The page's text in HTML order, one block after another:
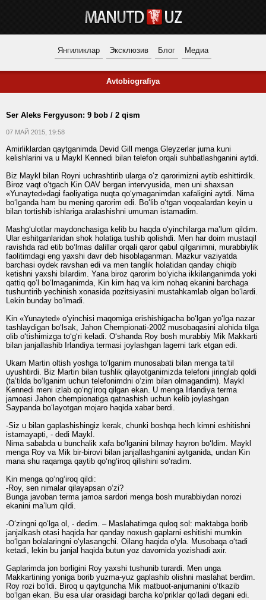
Янгиликлар Эксклюзив Блог Медиа
Avtobiografiya
Ser Aleks Fergyuson: 9 bob / 2 qism
07 МАЙ 2015, 19:58
Amirliklardan qaytganimda Devid Gill menga Gleyzerlar juma kuni
kelishlarini va u Maykl Kennedi bilan telefon orqali suhbatlashganini aytdi.
Biz Maykl bilan Royni uchrashtirib ularga o‘z qarorimizni aytib eshittirdik.
Biroz vaqt o‘tgach Kin OAV bergan intervyusida, men uni shaxsan
«Yunayted»dagi faoliyatiga nuqta qo‘ymaganimdan xafaligini aytdi. Nima
bo‘lganda ham bu mening qarorim edi. Bo‘lib o‘tgan voqealardan keyin u
bilan tortishib ishlariga aralashishni umuman istamadim.
Mashg‘ulotlar maydonchasiga kelib bu haqda o‘yinchilarga ma’lum qildim.
Ular eshitganlaridan shok holatiga tushib qolishdi. Men har doim mustaqil
ravishda rad etib bo‘lmas dalillar orqali qaror qabul qilganimni, murabbiylik
faolitimdagi eng yaxshi davr deb hisoblaganman. Mazkur vaziyatda
barchasi oydek ravshan edi va men tanglik holatidan qanday chiqib
ketishni yaxshi bilardim. Yana biroz qarorim bo‘yicha ikkilanganimda yoki
qattiq qo‘l bo‘lmaganimda, Kin kim haq va kim nohaq ekanini barchaga
tushuntirib yechinish xonasida pozitsiyasini mustahkamlab olgan bo‘lardi.
Lekin bunday bo‘lmadi.
Kin «Yunayted» o‘yinchisi maqomiga erishishigacha bo‘lgan yo‘lga nazar
tashlaydigan bo‘lsak, Jahon Chempionati-2002 musobaqasini alohida tilga
olib o‘tishimizga to‘g‘ri keladi. O‘shanda Roy bosh murabbiy Mik Makkarti
bilan janjallashib Irlandiya termasi joylashgan lagerni tark etgan edi.
Ukam Martin oltish yoshga to‘lganim munosabati bilan menga ta’til
uyushtirdi. Biz Martin bilan tushlik qilayotganimizda telefoni jiringlab qoldi
(ta’tilda bo‘lganim uchun telefonimdni o‘zim bilan olmagandim). Maykl
Kennedi meni izlab qo‘ng‘iroq qilgan ekan. U menga Irlandiya terma
jamoasi Jahon chempionatiga qatnashish uchun kelib joylashgan
Saypanda bo‘layotgan mojaro haqida xabar berdi.
-Siz u bilan gaplashishingiz kerak, chunki boshqa hech kimni eshitishni
istamayapti, - dedi Maykl.
Nima sababda u bunchalik xafa bo‘lganini bilmay hayron bo‘ldim. Maykl
menga Roy va Mik bir-birovi bilan janjallashganini aytganida, undan Kin
mana shu raqamga qaytib qo‘ng‘iroq qilishini so‘radim.
Kin menga qo‘ng‘iroq qildi:
-Roy, sen nimalar qilayapsan o‘zi?
Bunga javoban terma jamoa sardori menga bosh murabbiydan norozi
ekanini ma’lum qildi.
-O‘zingni qo‘lga ol, - dedim. – Maslahatimga quloq sol: maktabga borib
janjalkash otasi haqida har qanday noxush gaplarni eshitishi mumkin
bo‘lgan bolalaringni o‘ylasangchi. Oilang haqida o‘yla. Musobaqa o‘tadi
ketadi, lekin bu janjal haqida butun yoz davomida yozishadi axir.
Gaplarimda jon borligini Roy yaxshi tushunib turardi. Men unga
Makkartining yoniga borib yuzma-yuz gaplashib olishni maslahat berdim.
Roy rozi bo‘ldi. Biroq u qaytguncha Mik matbuot-anjumanini o‘tkazib
bo‘lgan ekan. Bu esa ular orasidagi barcha ko‘priklar qo‘ladi degani edi.